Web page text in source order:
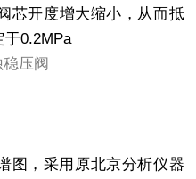
芯开度增大缩小，从而抵
于0.2MPa
图，采用原北京分析仪器